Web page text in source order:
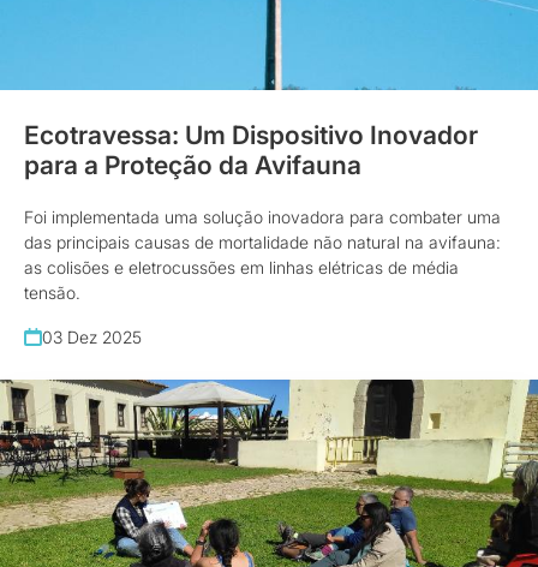
Ecotravessa: Um Dispositivo Inovador
para a Proteção da Avifauna
Foi implementada uma solução inovadora para combater uma
das principais causas de mortalidade não natural na avifauna:
as colisões e eletrocussões em linhas elétricas de média
tensão.
03 Dez 2025